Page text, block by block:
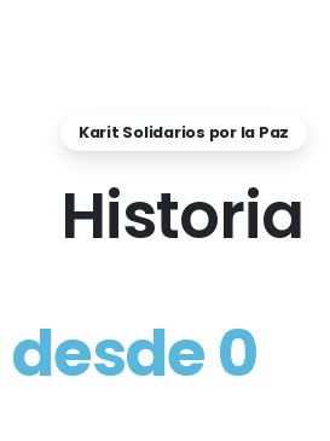
Karit Solidarios por la Paz
Historia
desde0